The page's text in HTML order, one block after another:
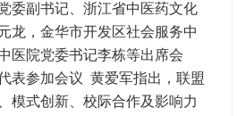
委副书记、浙江省中医药文化
龙，金华市开发区社会服务中
医院党委书记李栋等出席会
表参加会议 黄爱军指出，联盟
模式创新、校际合作及影响力